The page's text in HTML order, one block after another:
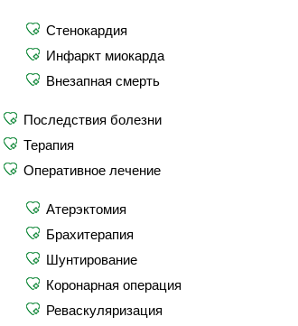
Стенокардия
Инфаркт миокарда
Внезапная смерть
Последствия болезни
Терапия
Оперативное лечение
Атерэктомия
Брахитерапия
Шунтирование
Коронарная операция
Реваскуляризация